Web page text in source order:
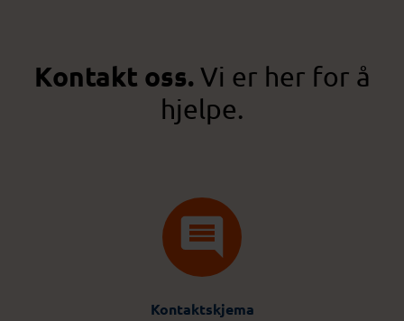
Kontakt oss.Vi er her for å
hjelpe.
Kontaktskjema